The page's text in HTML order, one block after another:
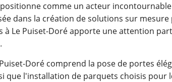
comme un acteur
dans la création de solutions sur
Le Puiset-Doré apporte une attention
Doré comprend la pose de portes
que l'installation de parquets choisis